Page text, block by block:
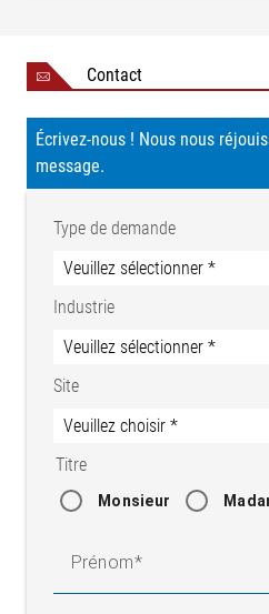
Contact
Écrivez-nous ! Nous nous
message.
Type de demande
Industrie
Site
Titre
Monsieur
Prénom